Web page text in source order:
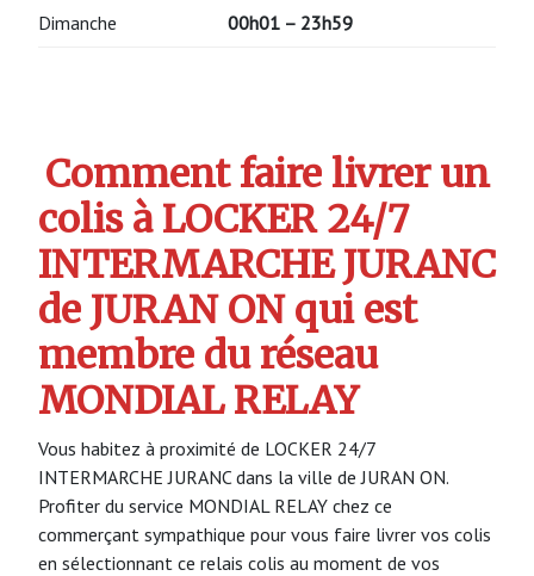
Dimanche 00h01 – 23h59
Comment faire livrer un
colis à LOCKER 24/7
INTERMARCHE JURANC
de JURAN ON qui est
membre du réseau
MONDIAL RELAY
Vous habitez à proximité de LOCKER 24/7
INTERMARCHE JURANC dans la ville de JURAN ON.
Profiter du service MONDIAL RELAY chez ce
commerçant sympathique pour vous faire livrer vos colis
en sélectionnant ce relais colis au moment de vos